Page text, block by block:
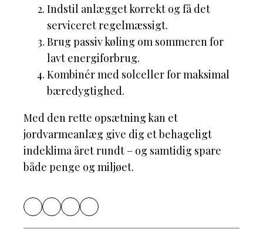
Indstil anlægget korrekt og få det
serviceret regelmæssigt.
Brug passiv køling om sommeren for
lavt energiforbrug.
Kombinér med solceller for maksimal
bæredygtighed.
Med den rette opsætning kan et
jordvarmeanlæg give dig et behageligt
indeklima året rundt – og samtidig spare
både penge og miljøet.